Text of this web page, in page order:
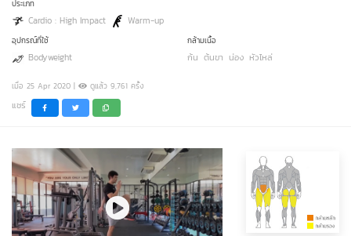
ประเภท
Cardio : High Impact Warm-up
อุปกรณ์ที่ใช้
Bodyweight
กล้ามเนื้อ
ก้น ต้นขา น่อง หัวไหล่
เมื่อ 25 Apr 2020 | ดูแล้ว 9,761 ครั้ง
แชร์